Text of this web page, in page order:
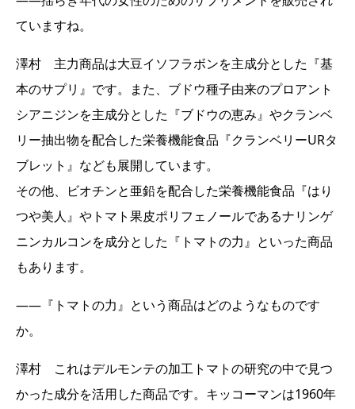
ていますね。
澤村 主力商品は大豆イソフラボンを主成分とした『基
本のサプリ』です。また、ブドウ種子由来のプロアント
シアニジンを主成分とした『ブドウの恵み』やクランベ
リー抽出物を配合した栄養機能食品『クランベリーURタ
ブレット』なども展開しています。
その他、ビオチンと亜鉛を配合した栄養機能食品『はり
つや美人』やトマト果皮ポリフェノールであるナリンゲ
ニンカルコンを成分とした『トマトの力』といった商品
もあります。
――『トマトの力』という商品はどのようなものです
か。
澤村 これはデルモンテの加工トマトの研究の中で見つ
かった成分を活用した商品です。キッコーマンは1960年